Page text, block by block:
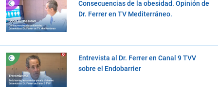
Consecuencias de la obesidad. Opinión de
Dr. Ferrer en TV Mediterráneo.
Entrevista al Dr. Ferrer en Canal 9 TVV
sobre el Endobarrier